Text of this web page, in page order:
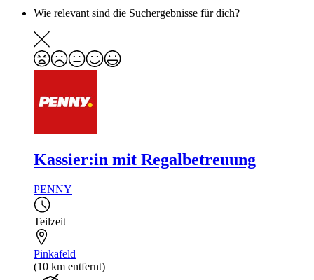
Wie relevant sind die Suchergebnisse für dich?
Kassier:in mit Regalbetreuung
PENNY
Teilzeit
Pinkafeld
(10 km entfernt)